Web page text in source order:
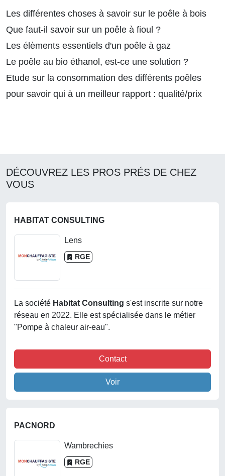
Les différentes choses à savoir sur le poêle à bois
Que faut-il savoir sur un poêle à fioul ?
Les élèments essentiels d'un poêle à gaz
Le poêle au bio éthanol, est-ce une solution ?
Etude sur la consommation des différents poêles
pour savoir qui à un meilleur rapport : qualité/prix
DÉCOUVREZ LES PROS PRÉS DE CHEZ
VOUS
HABITAT CONSULTING
Lens
RGE
La société Habitat Consulting s'est inscrite sur notre
réseau en 2022. Elle est spécialisée dans le métier
"Pompe à chaleur air-eau".
Contact
Voir
PACNORD
Wambrechies
RGE